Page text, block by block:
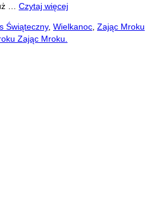
… Czytaj więcej
Świąteczny, Wielkanoc Zając Mroku